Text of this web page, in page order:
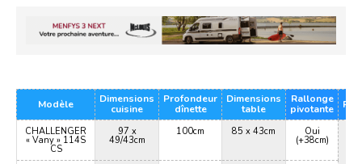
Modèle
Dimensions
cuisine
Profondeur
dînette
Dimensions
table
Rallonge
pivotante
CHALLENGER
« Vany » 114S
CS
97 x
49/43cm
100cm 85 x 43cm Oui
(+38cm)